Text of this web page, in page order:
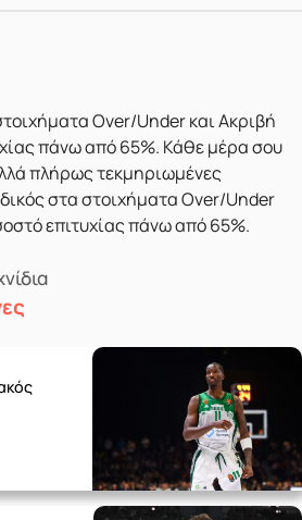
Over/Under και Ακριβή
πάνω από 65%. Κάθε μέρα σου
πλήρως τεκμηριωμένες
στα στοιχήματα Over/Under
επιτυχίας πάνω από 65%.